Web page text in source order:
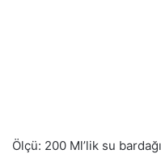
Ölçü: 200 Ml’lik su bardağı